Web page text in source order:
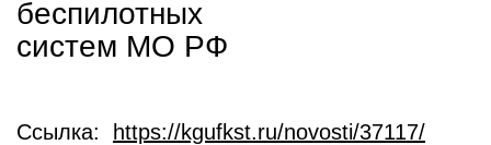
беспилотных
систем МО РФ
Ссылка:
https://kgufkst.ru/novosti/37117/